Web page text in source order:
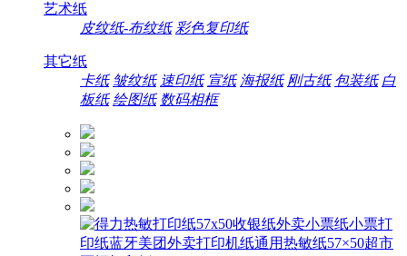
艺术纸
皮纹纸-布纹纸 彩色复印纸
其它纸
卡纸 皱纹纸 速印纸 宣纸 海报纸 刚古纸 包装纸 白
板纸 绘图纸 数码相框